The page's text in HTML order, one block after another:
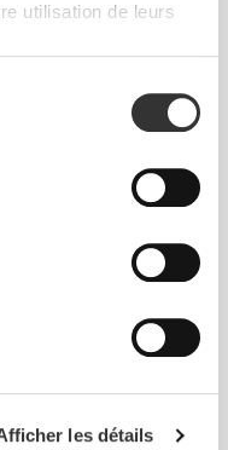
utilisation de leurs
les détails